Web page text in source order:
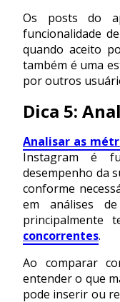
Os posts do
funcionalidade
quando aceito
também é uma
por outros
Dica 5:
Analisar as
Instagram é
desempenho da
conforme
em análises
principalmente
concorrentes.
Ao comparar
entender o que
pode inserir ou